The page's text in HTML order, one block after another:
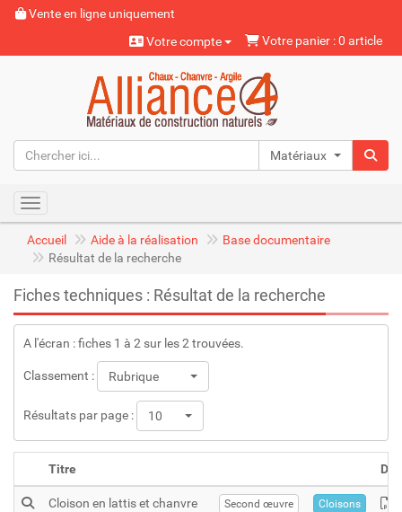
Vente en ligne uniquement
Votre compte
Votre panier : 0 article
Matériaux naturels
Toggle navigation
Accueil Aide à la réalisation
Base documentaire
Résultat de la recherche
Fiches techniques : Résultat de la recherche
A l'écran : fiches 1 à 2 sur les 2 trouvées.
Classement : Rubrique
Résultats par page : 10
Titre
Cloison en lattis et chanvre Second œuvre Cloisons